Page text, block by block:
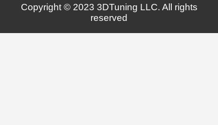
Copyright © 2023 3DTuning LLC. All rights
reserved